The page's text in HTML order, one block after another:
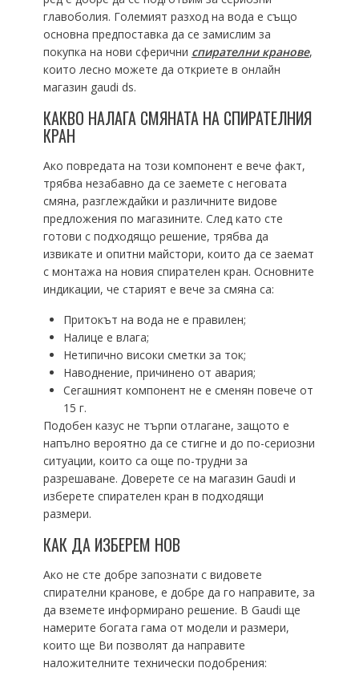
главоболия. Големият разход на вода е също
основна предпоставка да се замислим за
покупка на нови сферични спирателни кранове,
които лесно можете да откриете в онлайн
магазин gaudi ds.
КАКВО НАЛАГА СМЯНАТА НА СПИРАТЕЛНИЯ
КРАН
Ако повредата на този компонент е вече факт,
трябва незабавно да се заемете с неговата
смяна, разглеждайки и различните видове
предложения по магазините. След като сте
готови с подходящо решение, трябва да
извикате и опитни майстори, които да се заемат
с монтажа на новия спирателен кран. Основните
индикации, че старият е вече за смяна са:
Притокът на вода не е правилен;
Налице е влага;
Нетипично високи сметки за ток;
Наводнение, причинено от авария;
Сегашният компонент не е сменян повече от
15 г.
Подобен казус не търпи отлагане, защото е
напълно вероятно да се стигне и до по-сериозни
ситуации, които са още по-трудни за
разрешаване. Доверете се на магазин Gaudi и
изберете спирателен кран в подходящи
размери.
КАК ДА ИЗБЕРЕМ НОВ
Ако не сте добре запознати с видовете
спирателни кранове, е добре да го направите, за
да вземете информирано решение. В Gaudi ще
намерите богата гама от модели и размери,
които ще Ви позволят да направите
наложителните технически подобрения: